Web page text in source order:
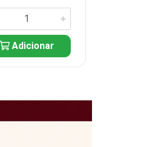
Adicionar